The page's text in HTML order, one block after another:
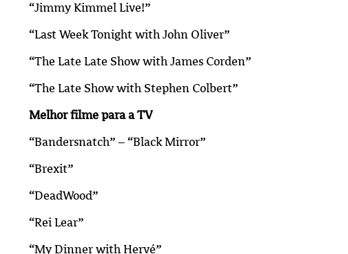
“Jimmy Kimmel Live!”
“Last Week Tonight with John Oliver”
“The Late Late Show with James Corden”
“The Late Show with Stephen Colbert”
Melhor filme para a TV
“Bandersnatch” – “Black Mirror”
“Brexit”
“DeadWood”
“Rei Lear”
“My Dinner with Hervé”